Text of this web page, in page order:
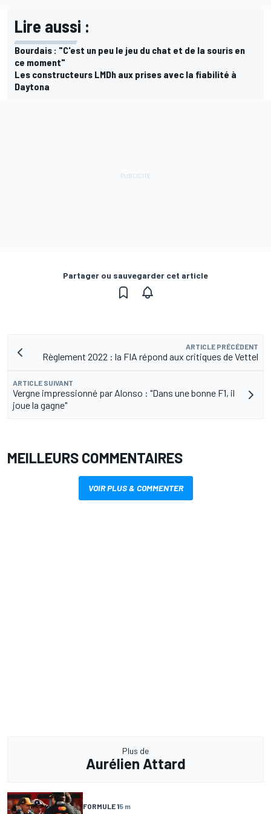
Lire aussi :
Bourdais : "C'est un peu le jeu du chat et de la souris en
ce moment"
Les constructeurs LMDh aux prises avec la fiabilité à
Daytona
Partager ou sauvegarder cet article
ARTICLE PRÉCÉDENT
Règlement 2022 : la FIA répond aux critiques de Vettel
ARTICLE SUIVANT
Vergne impressionné par Alonso : "Dans une bonne F1, il
joue la gagne"
MEILLEURS COMMENTAIRES
VOIR PLUS & COMMENTER
Plus de
Aurélien Attard
FORMULE 15 m